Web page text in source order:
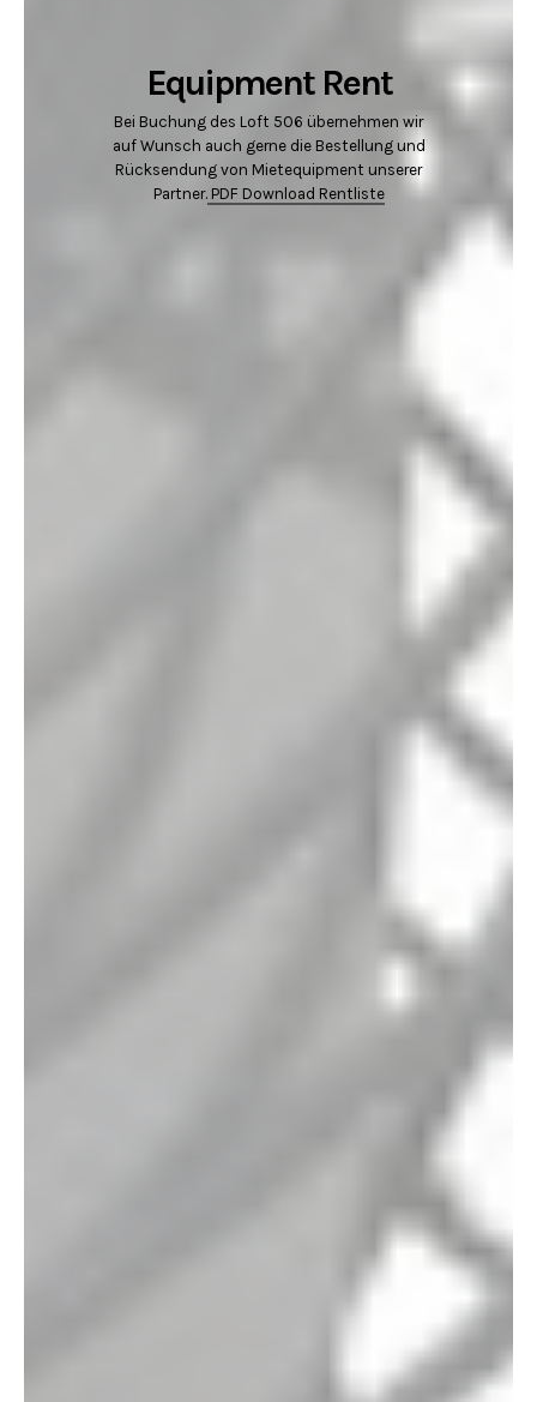
Equipment Rent
Bei Buchung des Loft 506 übernehmen wir
auf Wunsch auch gerne die Bestellung und
Rücksendung von Mietequipment unserer
Partner.PDF Download Rentliste